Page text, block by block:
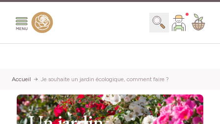
Chercher
Accueil Je souhaite un jardin écologique, comment faire ?